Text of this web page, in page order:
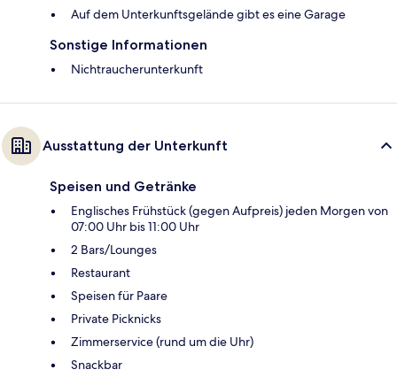
Auf dem Unterkunftsgelände gibt es eine Garage
Sonstige Informationen
Nichtraucherunterkunft
Ausstattung der Unterkunft
Speisen und Getränke
Englisches Frühstück (gegen Aufpreis) jeden Morgen von
07:00 Uhr bis 11:00 Uhr
2 Bars/Lounges
Restaurant
Speisen für Paare
Private Picknicks
Zimmerservice (rund um die Uhr)
Snackbar